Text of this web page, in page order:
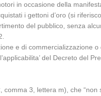
in occasione della
i gettoni d’oro (si
del pubblico, senza
e di
del Decreto del
3, lettera m), che